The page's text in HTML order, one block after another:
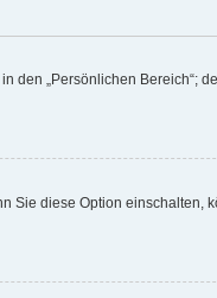
den „Persönlichen Bereich“;
Sie diese Option einschalten,